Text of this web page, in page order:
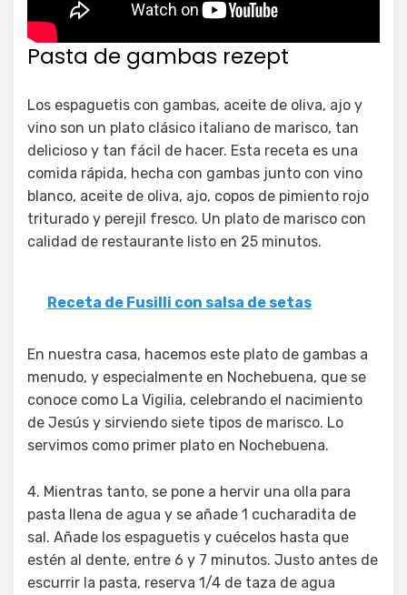
Pasta de gambas rezept
Los espaguetis con gambas, aceite de oliva, ajo y
vino son un plato clásico italiano de marisco, tan
delicioso y tan fácil de hacer. Esta receta es una
comida rápida, hecha con gambas junto con vino
blanco, aceite de oliva, ajo, copos de pimiento rojo
triturado y perejil fresco. Un plato de marisco con
calidad de restaurante listo en 25 minutos.
Receta de Fusilli con salsa de setas
En nuestra casa, hacemos este plato de gambas a
menudo, y especialmente en Nochebuena, que se
conoce como La Vigilia, celebrando el nacimiento
de Jesús y sirviendo siete tipos de marisco. Lo
servimos como primer plato en Nochebuena.
4. Mientras tanto, se pone a hervir una olla para
pasta llena de agua y se añade 1 cucharadita de
sal. Añade los espaguetis y cuécelos hasta que
estén al dente, entre 6 y 7 minutos. Justo antes de
escurrir la pasta, reserva 1/4 de taza de agua